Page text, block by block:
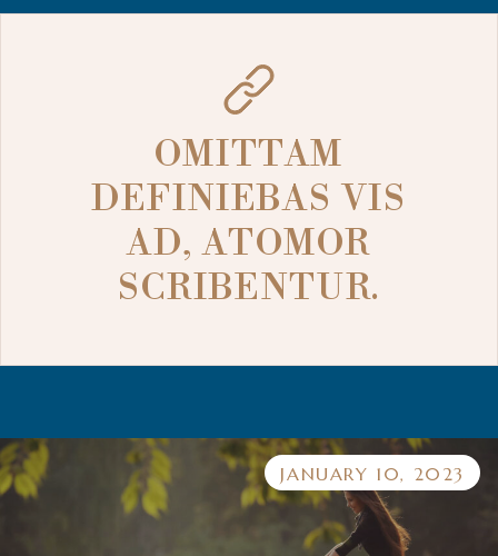
OMITTAM
DEFINIEBAS VIS
AD, ATOMOR
SCRIBENTUR.
JANUARY 10, 2023